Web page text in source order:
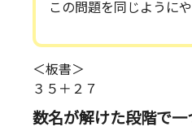
この問題を同じようにや
＜板書＞
３５＋２７
数名が解けた段階で一